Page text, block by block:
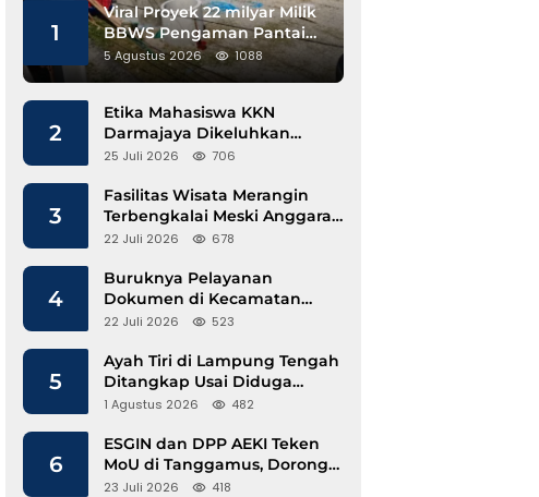
1
Viral Proyek 22 milyar Milik
BBWS Pengaman Pantai
Pesisir Barat Diduga
Gunakan Besi Banci
5 Agustus 2026 1088
2
Etika Mahasiswa KKN
Darmajaya Dikeluhkan
Kepala Pekon Sinar Jawa
25 Juli 2026 706
3
Fasilitas Wisata Merangin
Terbengkalai Meski Anggaran
Perawatan Terus Mengalir
22 Juli 2026 678
4
Buruknya Pelayanan
Dokumen di Kecamatan
Pangkalan Susu, Kinerja
22 Juli 2026 523
5
Ayah Tiri di Lampung Tengah
Ditangkap Usai Diduga
Hamili Anak di Bawah Umur
1 Agustus 2026 482
6
ESGIN dan DPP AEKI Teken
MoU di Tanggamus, Dorong
Ekonomi Hijau Berbasis Kopi
23 Juli 2026 418